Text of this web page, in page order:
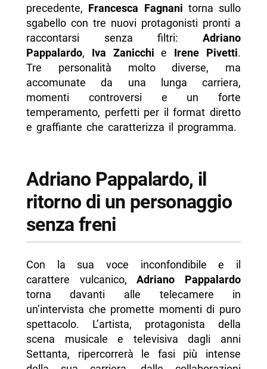
precedente, Francesca Fagnani torna sullo
sgabello con tre nuovi protagonisti pronti a
raccontarsi senza filtri:Adriano
Pappalardo, Iva Zanicchi e Irene Pivetti.
Tre personalità molto diverse, ma
accomunate da una lunga carriera,
momenti controversi e un forte
temperamento, perfetti per il format diretto
e graffiante che caratterizza il programma.
Adriano Pappalardo, il
ritorno di un personaggio
senza freni
Con la sua voce inconfondibile e il
carattere vulcanico,Adriano Pappalardo
torna davanti alle telecamere in
un’intervista che promette momenti di puro
spettacolo. L’artista, protagonista della
scena musicale e televisiva dagli anni
Settanta, ripercorrerà le fasi più intense